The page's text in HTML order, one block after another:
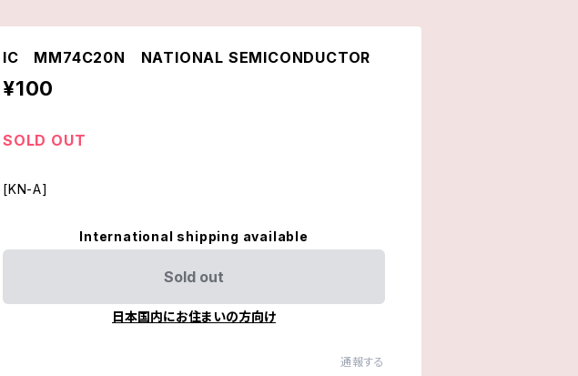
IC MM74C20N NATIONAL SEMICONDUCTOR
¥100
SOLD OUT
[KN-A]
International shipping available
Sold out
日本国内にお住まいの方向け
通報する